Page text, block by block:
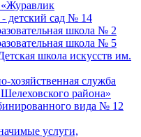
детский сад № 14
школа № 2
школа № 5
школа искусств им.
служба
района»
вида № 12
услуги,